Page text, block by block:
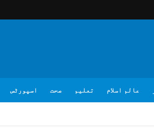
عالم اسلام تعلیم صحت اسپورٹس